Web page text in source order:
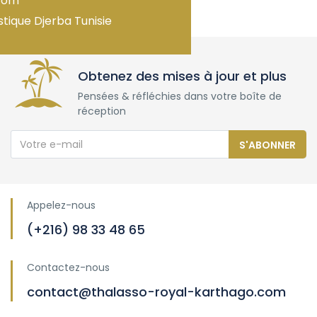
Djerba Tunisie
Obtenez des mises à jour et plus
Pensées & réfléchies dans votre boîte de
réception
S'ABONNER
Appelez-nous
(+216) 98 33 48 65
Contactez-nous
contact@thalasso-royal-karthago.com